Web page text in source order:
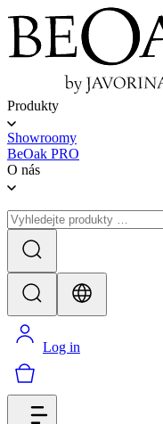
Produkty
Showroomy
BeOak PRO
O nás
Log in